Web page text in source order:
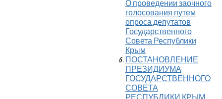
О проведении заочного
голосования путем
опроса депутатов
Государственного
Совета Республики
Крым
ПОСТАНОВЛЕНИЕ
ПРЕЗИДИУМА
ГОСУДАРСТВЕННОГО
СОВЕТА
РЕСПУБЛИКИ КРЫМ